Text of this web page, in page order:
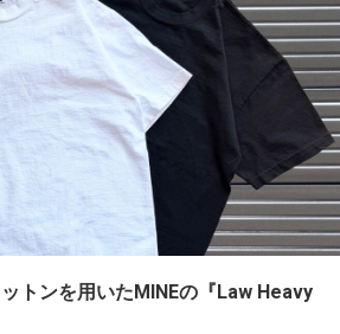
トンを用いたMINEの『Law Heavy